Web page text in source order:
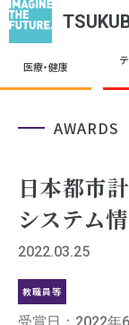
医療・健康
AWARDS
日本都市
システム
2022.03.25
教職員等
受賞日：2022年